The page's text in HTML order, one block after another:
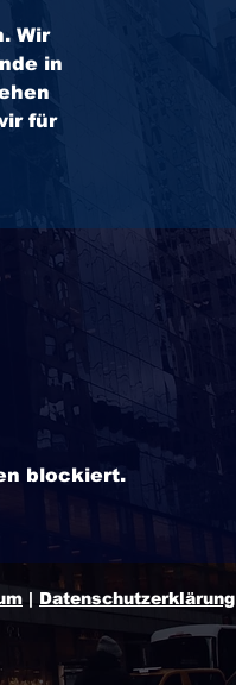
Wir
in
für
blockiert.
| Datenschutzerklärung